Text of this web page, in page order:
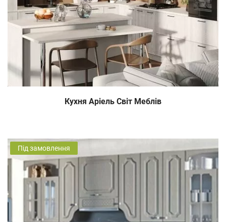
Кухня Аріель Світ Меблів
Під замовлення